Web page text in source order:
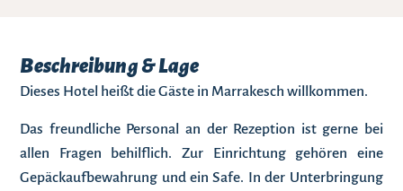
Beschreibung & Lage
Dieses Hotel heißt die Gäste in Marrakesch willkommen.
Das freundliche Personal an der Rezeption ist gerne bei
allen Fragen behilflich. Zur Einrichtung gehören eine
Gepäckaufbewahrung und ein Safe. In der Unterbringung